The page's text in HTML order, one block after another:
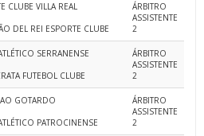
CLUBE VILLA REAL
DEL REI ESPORTE CLUBE
ÁRBITRO
ASSISTENTE
2
SERRANENSE
FUTEBOL CLUBE
ÁRBITRO
ASSISTENTE
2
GOTARDO
PATROCINENSE
ÁRBITRO
ASSISTENTE
2